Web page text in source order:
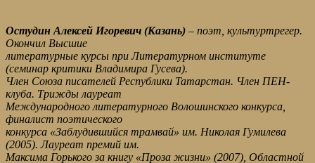
Остудин Алексей Игоревич (Казань) – поэт, культуртрегер.
Окончил Высшие
литературные курсы при Литературном институте
(семинар критики Владимира Гусева).
Член Союза писателей Республики Татарстан. Член ПЕН-
клуба. Трижды лауреат
Международного литературного Волошинского конкурса,
финалист поэтического
конкурса «Заблудившийся трамвай» им. Николая Гумилева
(2005). Лауреат премий им.
Максима Горького за книгу «Проза жизни» (2007), Областной